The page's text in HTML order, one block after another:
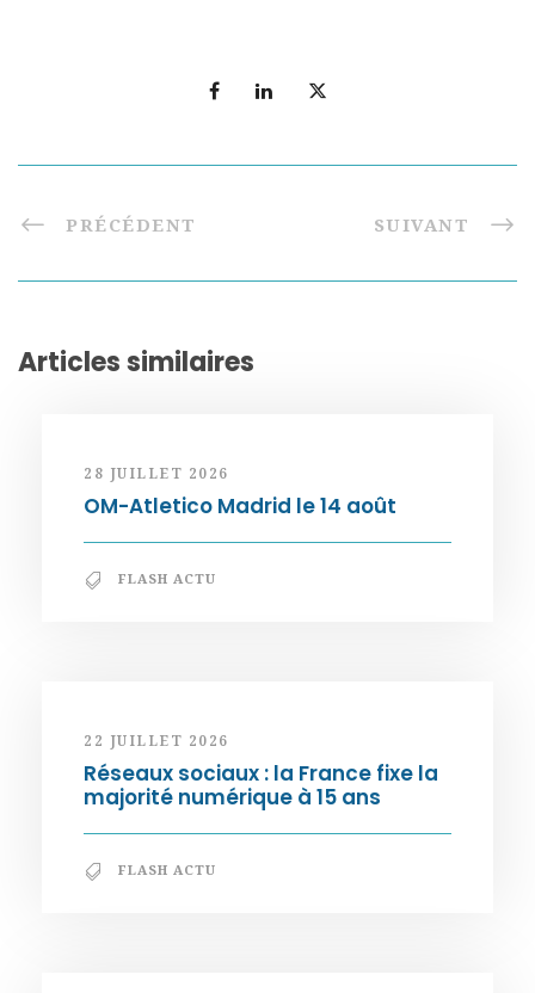
PRÉCÉDENT SUIVANT
Articles similaires
28 JUILLET 2026
OM-Atletico Madrid le 14 août
FLASH ACTU
22 JUILLET 2026
Réseaux sociaux : la France fixe la
majorité numérique à 15 ans
FLASH ACTU